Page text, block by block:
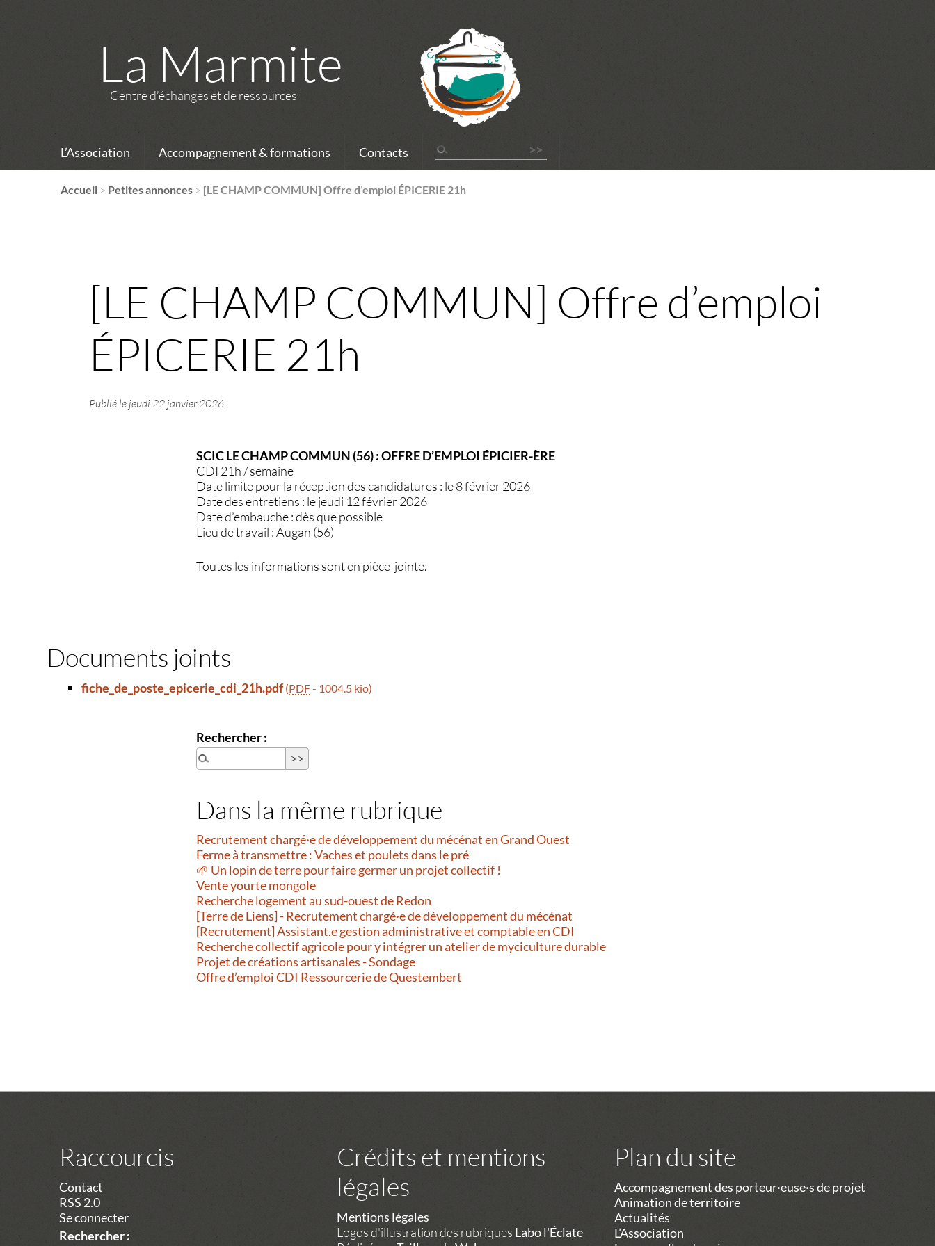
La Marmite
Centre d’échanges et de ressources
L’Association Accompagnement & formations Contacts
Accueil > Petites annonces > [LE CHAMP COMMUN] Offre d’emploi ÉPICERIE 21h
[LE CHAMP COMMUN] Offre d’emploi
ÉPICERIE 21h
Publié le jeudi 22 janvier 2026.
SCIC LE CHAMP COMMUN (56) : OFFRE D’EMPLOI ÉPICIER-ÈRE
CDI 21h / semaine
Date limite pour la réception des candidatures : le 8 février 2026
Date des entretiens : le jeudi 12 février 2026
Date d’embauche : dès que possible
Lieu de travail : Augan (56)
Toutes les informations sont en pièce-jointe.
Documents joints
fiche_de_poste_epicerie_cdi_21h.pdf(PDF- 1004.5 kio)
Rechercher :
Dans la même rubrique
Recrutement chargé·e de développement du mécénat en Grand Ouest
Ferme à transmettre : Vaches et poulets dans le pré
🌱 Un lopin de terre pour faire germer un projet collectif !
Vente yourte mongole
Recherche logement au sud-ouest de Redon
[Terre de Liens] - Recrutement chargé·e de développement du mécénat
[Recrutement] Assistant.e gestion administrative et comptable en CDI
Recherche collectif agricole pour y intégrer un atelier de myciculture durable
Projet de créations artisanales - Sondage
Offre d’emploi CDI Ressourcerie de Questembert
Raccourcis
Contact
RSS 2.0
Se connecter
Rechercher :
Crédits et mentions
légales
Mentions légales
Logos d'illustration des rubriques Labo l'Éclate
Plan du site
Accompagnement des porteur·euse·s de projet
Animation de territoire
Actualités
L’Association